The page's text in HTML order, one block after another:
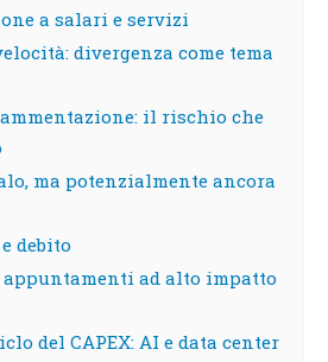
a salari e servizi
divergenza come tema
il rischio che
ma potenzialmente ancora
debito
ad alto impatto
del CAPEX: AI e data center